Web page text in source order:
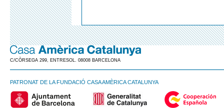
C/CÒRSEGA 299, ENTRESOL. 08008 BARCELONA
PATRONAT DE LA FUNDACIÓ CASA AMÈRICA CATALUNYA